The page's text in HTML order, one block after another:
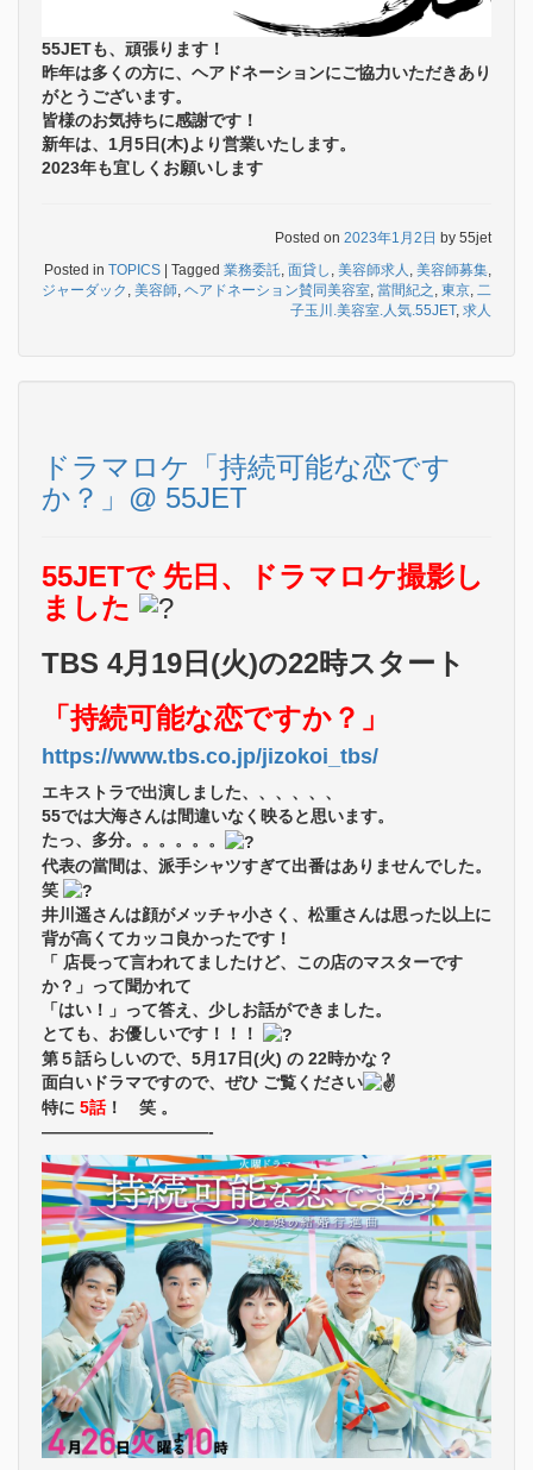
55JETも、頑張ります！
昨年は多くの方に、ヘアドネーションにご協力いただきあり
がとうございます。
皆様のお気持ちに感謝です！
新年は、1月5日(木)より営業いたします。
2023年も宜しくお願いします
Posted on 2023年1月2日 by 55jet
Posted in TOPICS | Tagged 業務委託 面貸し 美容師求人 美容師募集
ジャーダック 美容師 ヘアドネーション賛同美容室 當間紀之 東京 二
子玉川.美容室.人気.55JET, 求人
ドラマロケ「持続可能な恋です
か？」@ 55JET
55JETで 先日、ドラマロケ撮影し
ました
TBS 4月19日(火)の22時スタート
「持続可能な恋ですか？」
https://www.tbs.co.jp/jizokoi_tbs/
エキストラで出演しました、、、、、、
55では大海さんは間違いなく映ると思います。
たっ、多分。。。。。。
代表の當間は、派手シャツすぎて出番はありませんでした。
笑
井川遥さんは顔がメッチャ小さく、松重さんは思った以上に
背が高くてカッコ良かったです！
「 店長って言われてましたけど、この店のマスターです
か？」って聞かれて
「はい！」って答え、少しお話ができました。
とても、お優しいです！！！
第５話らしいので、5月17日(火) の 22時かな？
面白いドラマですので、ぜひ ご覧ください
特に 5話！ 笑 。
——————————-